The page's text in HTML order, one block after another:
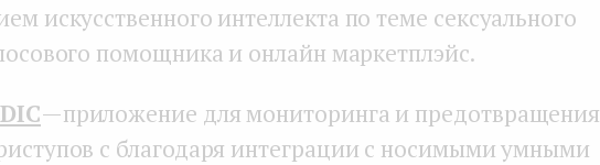
искусственного интеллекта по теме сексуального
помощника и онлайн маркетплэйс.
— приложение для мониторинга и предотвращения
с благодаря интеграции с носимыми умными